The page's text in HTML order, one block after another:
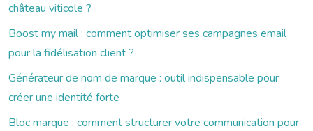
château viticole ?
Boost my mail : comment optimiser ses campagnes email
pour la fidélisation client ?
Générateur de nom de marque : outil indispensable pour
créer une identité forte
Bloc marque : comment structurer votre communication pour